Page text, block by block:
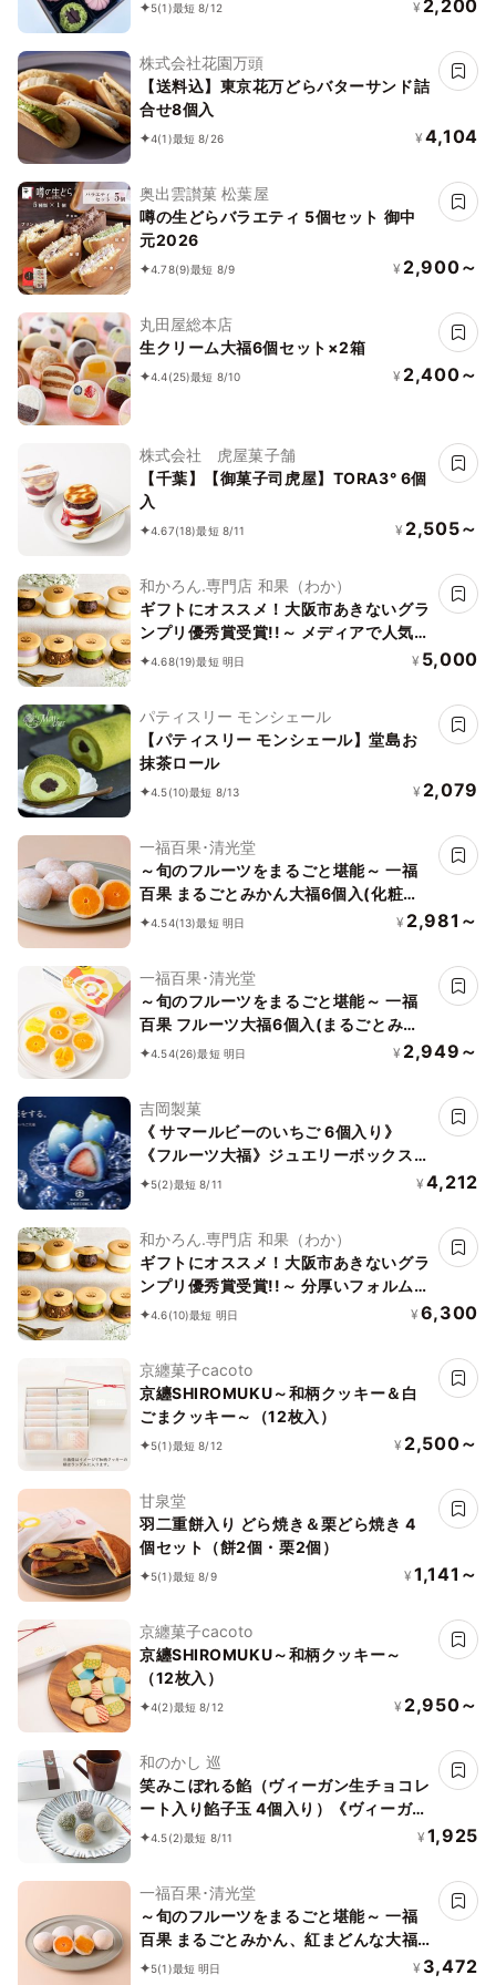
5(1)最短 8/12 ¥ 2,200
株式会社花園万頭
【送料込】東京花万どらバターサンド詰
合せ8個入
4(1)最短 8/26 ¥ 4,104
奥出雲讃菓 松葉屋
噂の生どらバラエティ 5個セット 御中
元2026
4.78(9)最短 8/9 ¥ 2,900～
丸田屋総本店
生クリーム大福6個セット×2箱
4.4(25)最短 8/10 ¥ 2,400～
株式会社 虎屋菓子舗
【千葉】【御菓子司虎屋】TORA3° 6個
入
4.67(18)最短 8/11 ¥ 2,505～
和かろん.専門店 和果（わか）
ギフトにオススメ！大阪市あきないグラ
ンプリ優秀賞受賞!!～ メディアで人気の
生どらやき、和スイーツ～「和かろ
4.68(19)最短 明日 ¥ 5,000
パティスリー モンシェール
【パティスリー モンシェール】堂島お
抹茶ロール
4.5(10)最短 8/13 ¥ 2,079
一福百果･清光堂
～旬のフルーツをまるごと堪能～ 一福
百果 まるごとみかん大福6個入(化粧箱
入り)
4.54(13)最短 明日 ¥ 2,981～
一福百果･清光堂
～旬のフルーツをまるごと堪能～ 一福
百果 フルーツ大福6個入(まるごとみか
ん3個、紅まどんな大福、島八朔大福、
4.54(26)最短 明日 ¥ 2,949～
吉岡製菓
《 サマールビーのいちご 6個入り》
《フルーツ大福》ジュエリーボックス
《ルビーのいちご》 DAIFUKU ありがと
5(2)最短 8/11 ¥ 4,212
和かろん.専門店 和果（わか）
ギフトにオススメ！大阪市あきないグラ
ンプリ優秀賞受賞!!～ 分厚いフォルムが
人気の生どらやき 和スイーツ「和かろ
4.6(10)最短 明日 ¥ 6,300
京纏菓子cacoto
京纏SHIROMUKU～和柄クッキー＆白
ごまクッキー～（12枚入）
5(1)最短 8/12 ¥ 2,500～
甘泉堂
羽二重餅入り どら焼き＆栗どら焼き 4
個セット（餅2個・栗2個）
5(1)最短 8/9 ¥ 1,141～
京纏菓子cacoto
京纏SHIROMUKU～和柄クッキー～
（12枚入）
4(2)最短 8/12 ¥ 2,950～
和のかし 巡
笑みこぼれる餡（ヴィーガン生チョコレ
ート入り餡子玉 4個入り）《ヴィーガン
スイーツ》
4.5(2)最短 8/11 ¥ 1,925
一福百果･清光堂
～旬のフルーツをまるごと堪能～ 一福
百果 まるごとみかん、紅まどんな大福
セット(各3個づつ)6個セット
5(1)最短 明日 ¥ 3,472